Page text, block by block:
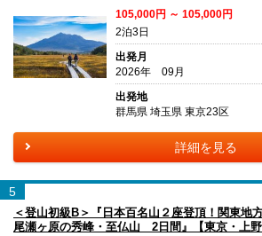
105,000円 ～ 105,000円
2泊3日
出発月
2026年 09月
出発地
群馬県 埼玉県 東京23区
詳細を見る
5
＜登山初級B＞『日本百名山２座登頂！関東地
尾瀬ヶ原の秀峰・至仏山 2日間』【東京・上野